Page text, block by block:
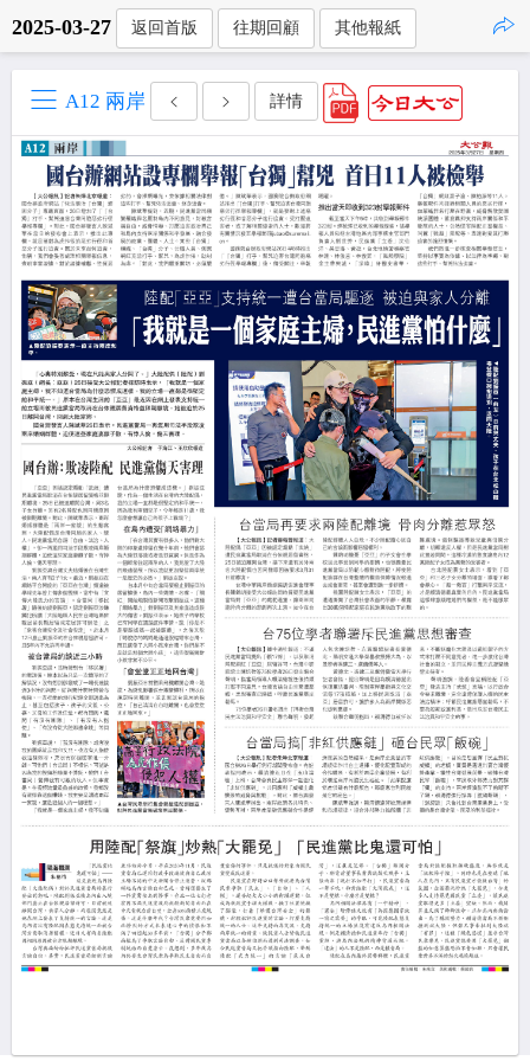
2025-03-27 返回首版 往期回顧 其他報紙
A12 兩岸 詳情